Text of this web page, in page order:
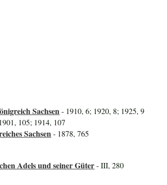
Sachsen- 1910, 6; 1920, 8; 1925, 9
105; 1914, 107
Sachsen- 1878, 765
Adels und seiner Güter- III, 280